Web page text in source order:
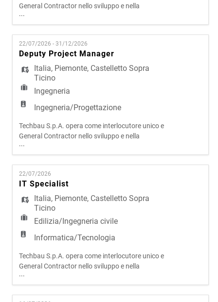
General Contractor nello sviluppo e nella
realizzazione di progetti complessi in ambito civile
e infrastrutturale. Attraverso un modello
operativo integrato, che riunisce progettazione,
sviluppo e costruzione, l'azienda presidia l'intero
ciclo di vita degli interventi, assicurando elevati
livelli qual
...
22/07/2026 - 31/12/2026
Deputy Project Manager
Italia, Piemonte, Castelletto Sopra
Ticino
Ingegneria
Ingegneria/Progettazione
Techbau S.p.A. opera come interlocutore unico e
General Contractor nello sviluppo e nella
realizzazione di progetti complessi in ambito civile
e infrastrutturale. Attraverso un modello
operativo integrato, che riunisce progettazione,
sviluppo e costruzione, l'azienda presidia l'intero
ciclo di vita degli interventi, assicurando elevati
livelli qual
...
22/07/2026
IT Specialist
Italia, Piemonte, Castelletto Sopra
Ticino
Edilizia/Ingegneria civile
Informatica/Tecnologia
Techbau S.p.A. opera come interlocutore unico e
General Contractor nello sviluppo e nella
realizzazione di progetti complessi in ambito civile
e infrastrutturale. Attraverso un modello
operativo integrato, che riunisce progettazione,
...